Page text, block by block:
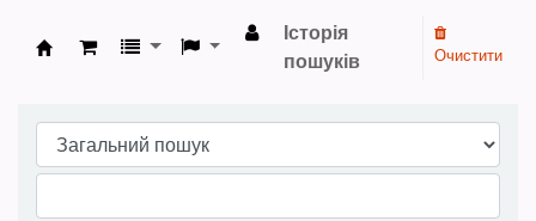
Бібліотека НТШ › Електронний каталог
Історія
пошуків
Очистити